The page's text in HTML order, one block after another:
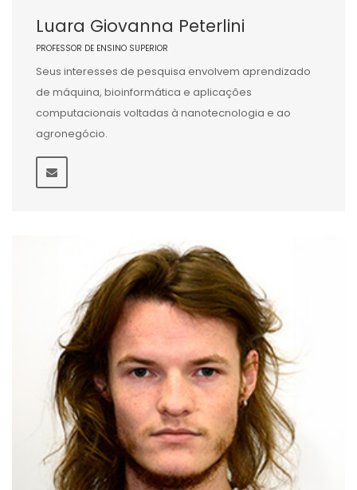
Luara Giovanna Peterlini
PROFESSOR DE ENSINO SUPERIOR
Seus interesses de pesquisa envolvem aprendizado
de máquina, bioinformática e aplicações
computacionais voltadas à nanotecnologia e ao
agronegócio.